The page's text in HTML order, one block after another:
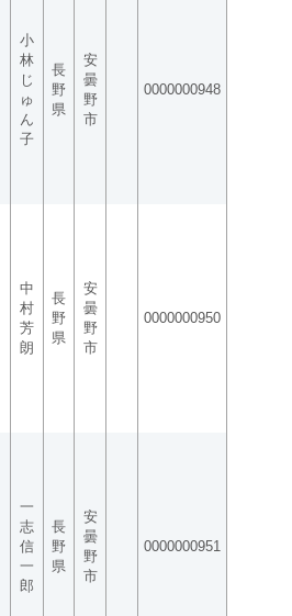
小
林
じ
ゅ
ん
子
長
野
県
安
曇
野
市
0000000948
中
村
芳
朗
長
野
県
安
曇
野
市
0000000950
一
志
信
一
郎
長
野
県
安
曇
野
市
0000000951